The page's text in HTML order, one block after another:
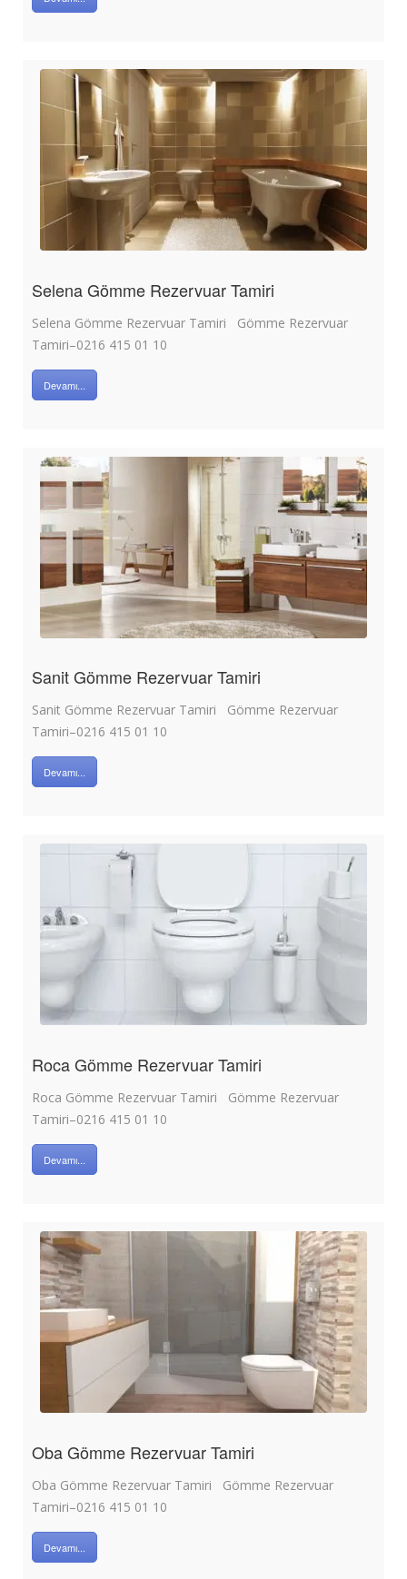
Selena Gömme Rezervuar Tamiri
Selena Gömme Rezervuar Tamiri Gömme Rezervuar
Tamiri–0216 415 01 10
Devamı...
Sanit Gömme Rezervuar Tamiri
Sanit Gömme Rezervuar Tamiri Gömme Rezervuar
Tamiri–0216 415 01 10
Devamı...
Roca Gömme Rezervuar Tamiri
Roca Gömme Rezervuar Tamiri Gömme Rezervuar
Tamiri–0216 415 01 10
Devamı...
Oba Gömme Rezervuar Tamiri
Oba Gömme Rezervuar Tamiri Gömme Rezervuar
Tamiri–0216 415 01 10
Devamı...